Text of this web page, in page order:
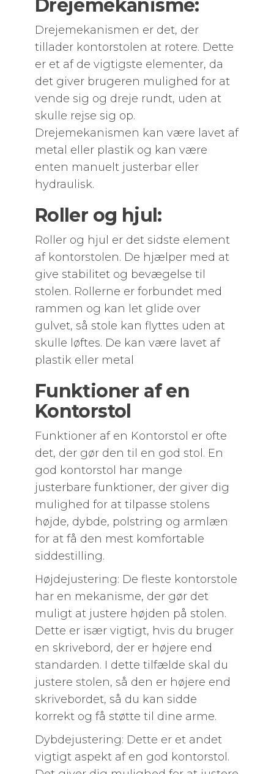
Drejemekanisme:
Drejemekanismen er det, der
tillader kontorstolen at rotere. Dette
er et af de vigtigste elementer, da
det giver brugeren mulighed for at
vende sig og dreje rundt, uden at
skulle rejse sig op.
Drejemekanismen kan være lavet af
metal eller plastik og kan være
enten manuelt justerbar eller
hydraulisk.
Roller og hjul:
Roller og hjul er det sidste element
af kontorstolen. De hjælper med at
give stabilitet og bevægelse til
stolen. Rollerne er forbundet med
rammen og kan let glide over
gulvet, så stole kan flyttes uden at
skulle løftes. De kan være lavet af
plastik eller metal
Funktioner af en
Kontorstol
Funktioner af en Kontorstol er ofte
det, der gør den til en god stol. En
god kontorstol har mange
justerbare funktioner, der giver dig
mulighed for at tilpasse stolens
højde, dybde, polstring og armlæn
for at få den mest komfortable
siddestilling.
Højdejustering: De fleste kontorstole
har en mekanisme, der gør det
muligt at justere højden på stolen.
Dette er især vigtigt, hvis du bruger
en skrivebord, der er højere end
standarden. I dette tilfælde skal du
justere stolen, så den er højere end
skrivebordet, så du kan sidde
korrekt og få støtte til dine arme.
Dybdejustering: Dette er et andet
vigtigt aspekt af en god kontorstol.